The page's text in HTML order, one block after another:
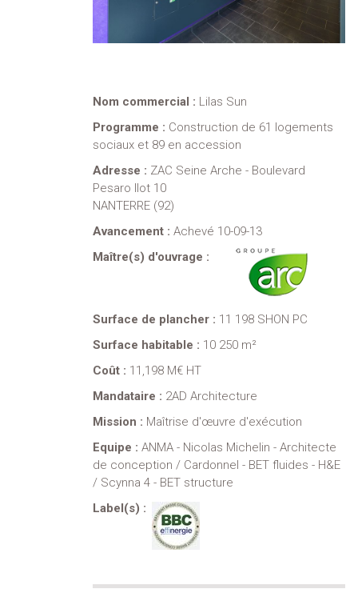
Nom commercial : Lilas Sun
Programme : Construction de 61 logements
sociaux et 89 en accession
Adresse : ZAC Seine Arche - Boulevard
Pesaro Ilot 10
NANTERRE (92)
Avancement : Achevé 10-09-13
Maître(s) d'ouvrage :
Surface de plancher : 11 198 SHON PC
Surface habitable : 10 250 m²
Coût : 11,198 M€ HT
Mandataire : 2AD Architecture
Mission : Maîtrise d'œuvre d'exécution
Equipe : ANMA - Nicolas Michelin - Architecte
de conception / Cardonnel - BET fluides - H&E
/ Scynna 4 - BET structure
Label(s) :